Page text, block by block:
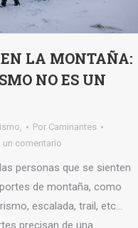
EN LA MONTAÑA:
NO ES UN
Por Caminantes
un comentario
personas que se sienten
de montaña, como
escalada, trail, etc…
precisan de una